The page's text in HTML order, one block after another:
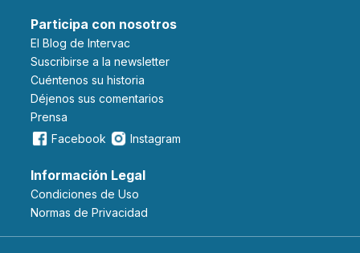
Participa con nosotros
El Blog de Intervac
Suscribirse a la newsletter
Cuéntenos su historia
Déjenos sus comentarios
Prensa
Facebook
Instagram
Información Legal
Condiciones de Uso
Normas de Privacidad